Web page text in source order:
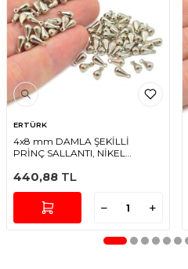
ERTÜRK
4x8 mm DAMLA ŞEKİLLİ
PRİNÇ SALLANTI, NİKEL
440,88 TL